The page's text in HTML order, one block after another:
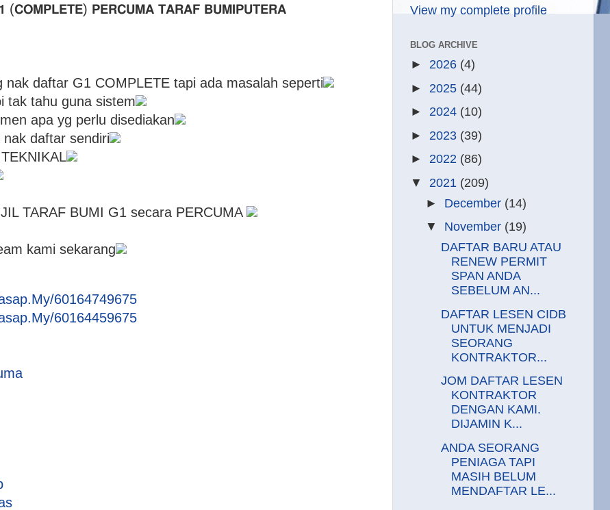
(𝗖𝗢𝗠𝗣𝗟𝗘𝗧𝗘) 𝗣𝗘𝗥𝗖𝗨𝗠𝗔 𝗧𝗔𝗥𝗔𝗙 𝗕𝗨𝗠𝗜𝗣𝗨𝗧𝗘𝗥𝗔
nak daftar G1 COMPLETE tapi ada masalah seperti
tak tahu guna sistem
apa yg perlu disediakan
daftar sendiri
TARAF BUMI G1 secara PERCUMA
kami sekarang
60164749675
60164459675
View my complete profile
BLOG ARCHIVE
► 2026 (4)
► 2025 (44)
► 2024 (10)
► 2023 (39)
► 2022 (86)
▼ 2021 (209)
► December (14)
▼ November (19)
DAFTAR BARU ATAU
RENEW PERMIT
SPAN ANDA
SEBELUM AN...
DAFTAR LESEN CIDB
UNTUK MENJADI
SEORANG
KONTRAKTOR...
JOM DAFTAR LESEN
KONTRAKTOR
DENGAN KAMI.
DIJAMIN K...
ANDA SEORANG
PENIAGA TAPI
MASIH BELUM
MENDAFTAR LE...